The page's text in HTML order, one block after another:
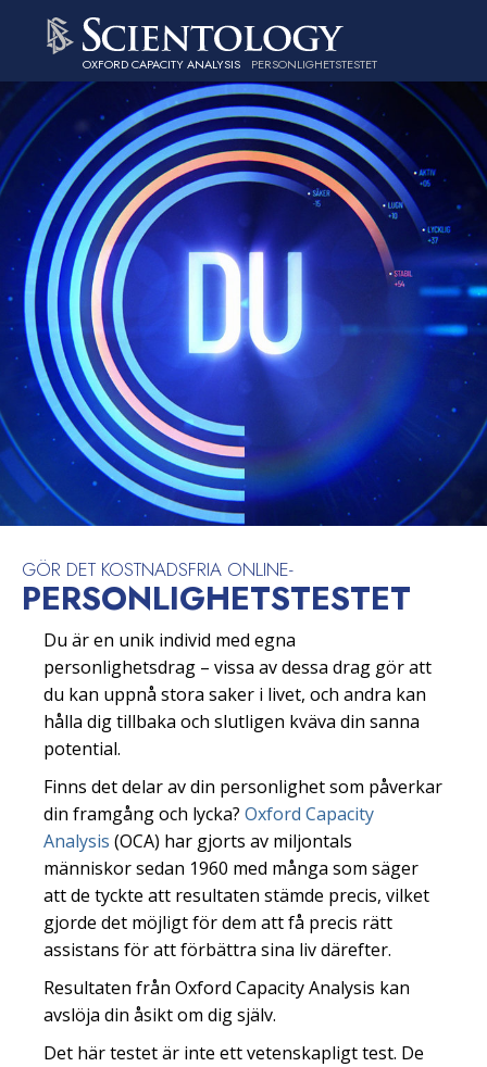
OXFORD CAPACITY ANALYSIS PERSONLIGHETSTESTET
GÖR DET KOSTNADSFRIA ONLINE-
PERSONLIGHETS­TESTET
Du är en unik individ med egna
personlighetsdrag – vissa av dessa drag gör att
du kan uppnå stora saker i livet, och andra kan
hålla dig tillbaka och slutligen kväva din sanna
potential.
Finns det delar av din personlighet som påverkar
din framgång och lycka? Oxford Capacity
Analysis (OCA) har gjorts av miljontals
människor sedan 1960 med många som säger
att de tyckte att resultaten stämde precis, vilket
gjorde det möjligt för dem att få precis rätt
assistans för att förbättra sina liv därefter.
Resultaten från Oxford Capacity Analysis kan
avslöja din åsikt om dig själv.
Det här testet är inte ett vetenskapligt test. De